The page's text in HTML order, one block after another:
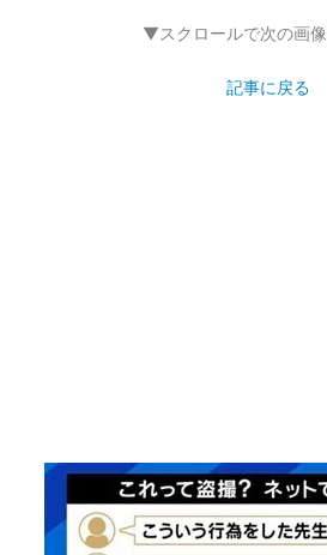
▼スクロールで次の画
記事に戻る